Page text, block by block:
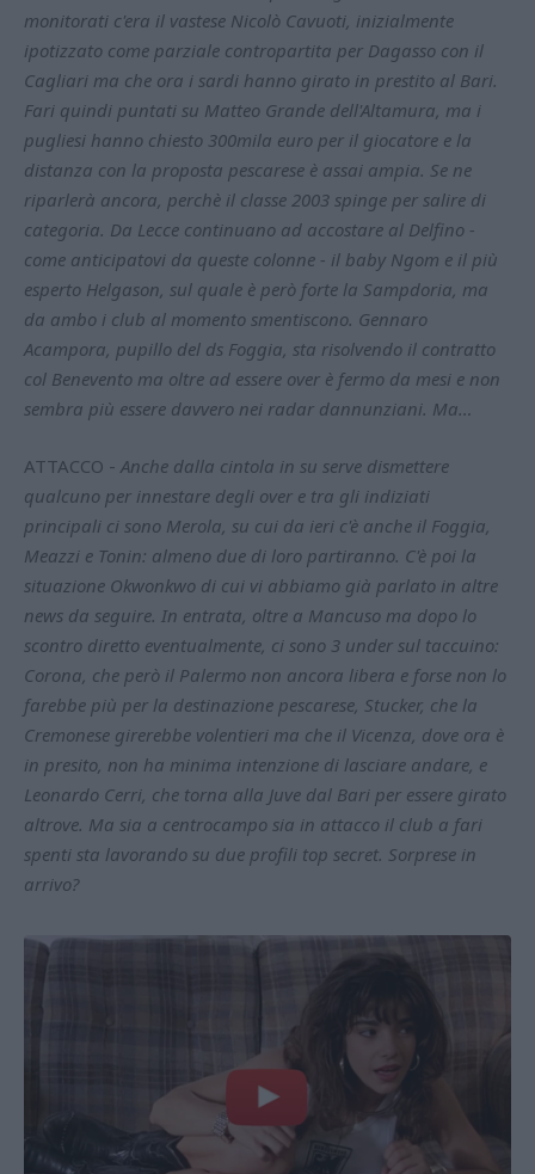
monitorati c'era il vastese Nicolò Cavuoti, inizialmente
ipotizzato come parziale contropartita per Dagasso con il
Cagliari ma che ora i sardi hanno girato in prestito al Bari.
Fari quindi puntati su Matteo Grande dell'Altamura, ma i
pugliesi hanno chiesto 300mila euro per il giocatore e la
distanza con la proposta pescarese è assai ampia. Se ne
riparlerà ancora, perchè il classe 2003 spinge per salire di
categoria. Da Lecce continuano ad accostare al Delfino -
come anticipatovi da queste colonne - il baby Ngom e il più
esperto Helgason, sul quale è però forte la Sampdoria, ma
da ambo i club al momento smentiscono. Gennaro
Acampora, pupillo del ds Foggia, sta risolvendo il contratto
col Benevento ma oltre ad essere over è fermo da mesi e non
sembra più essere davvero nei radar dannunziani. Ma…
ATTACCO - Anche dalla cintola in su serve dismettere
qualcuno per innestare degli over e tra gli indiziati
principali ci sono Merola, su cui da ieri c'è anche il Foggia,
Meazzi e Tonin: almeno due di loro partiranno. C'è poi la
situazione Okwonkwo di cui vi abbiamo già parlato in altre
news da seguire. In entrata, oltre a Mancuso ma dopo lo
scontro diretto eventualmente, ci sono 3 under sul taccuino:
Corona, che però il Palermo non ancora libera e forse non lo
farebbe più per la destinazione pescarese, Stucker, che la
Cremonese girerebbe volentieri ma che il Vicenza, dove ora è
in presito, non ha minima intenzione di lasciare andare, e
Leonardo Cerri, che torna alla Juve dal Bari per essere girato
altrove. Ma sia a centrocampo sia in attacco il club a fari
spenti sta lavorando su due profili top secret. Sorprese in
arrivo?